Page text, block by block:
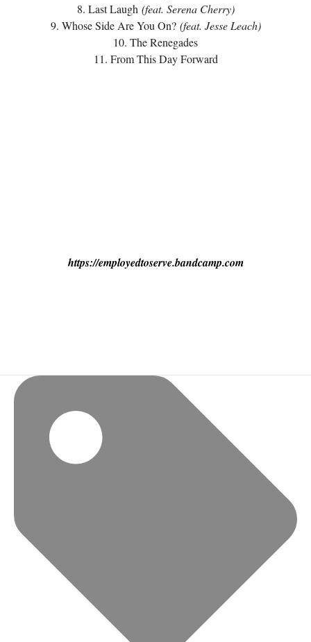
8. Last Laugh (feat. Serena Cherry)
9. Whose Side Are You On? (feat. Jesse Leach)
10. The Renegades
11. From This Day Forward
https://employedtoserve.bandcamp.com